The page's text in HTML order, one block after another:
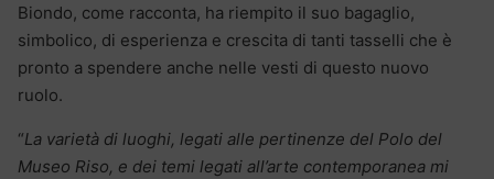
Biondo, come racconta, ha riempito il suo bagaglio,
simbolico, di esperienza e crescita di tanti tasselli che è
pronto a spendere anche nelle vesti di questo nuovo
ruolo.
“La varietà di luoghi, legati alle pertinenze del Polo del
Museo Riso, e dei temi legati all’arte contemporanea mi